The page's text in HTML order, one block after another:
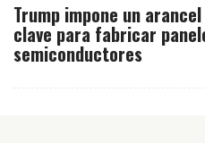
Trump impone un
clave para fabricar
semiconductores